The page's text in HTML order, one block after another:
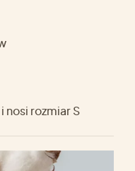
nosi rozmiar S